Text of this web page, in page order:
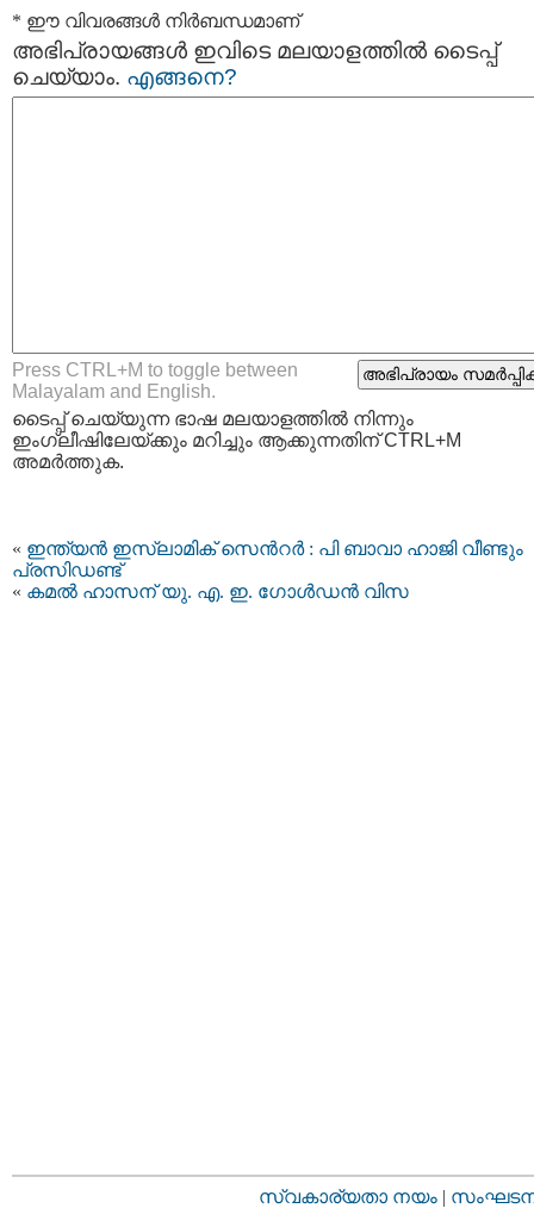
* ഈ വിവരങ്ങള്‍ നിര്‍ബന്ധമാണ്
അഭിപ്രായങ്ങള്‍ ഇവിടെ മലയാളത്തില്‍ ടൈപ്പ്
ചെയ്യാം. എങ്ങനെ?
Press CTRL+M to toggle between
Malayalam and English.
ടൈപ്പ്‌ ചെയ്യുന്ന ഭാഷ മലയാളത്തില്‍ നിന്നും
ഇംഗ്ലീഷിലേയ്ക്കും മറിച്ചും ആക്കുന്നതിന് CTRL+M
അമര്‍ത്തുക.
« ഇന്ത്യൻ ഇസ്ലാമിക്‌ സെന്‍റർ : പി ബാവാ ഹാജി വീണ്ടും
പ്രസിഡണ്ട്
« കമൽ ഹാസന് യു. എ. ഇ. ​ഗോൾഡൻ വിസ
സ്വകാര്യതാ നയം |